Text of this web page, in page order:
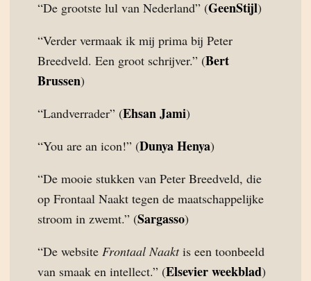
“De grootste lul van Nederland” (GeenStijl)
“Verder vermaak ik mij prima bij Peter
Breedveld. Een groot schrijver.” (Bert
Brussen)
“Landverrader” (Ehsan Jami)
“You are an icon!” (Dunya Henya)
“De mooie stukken van Peter Breedveld, die
op Frontaal Naakt tegen de maatschappelijke
stroom in zwemt.” (Sargasso)
“De website Frontaal Naaktis een toonbeeld
van smaak en intellect.” (Elsevier weekblad)